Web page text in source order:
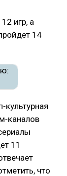
игр, а
14
культурная
каналов
11
что